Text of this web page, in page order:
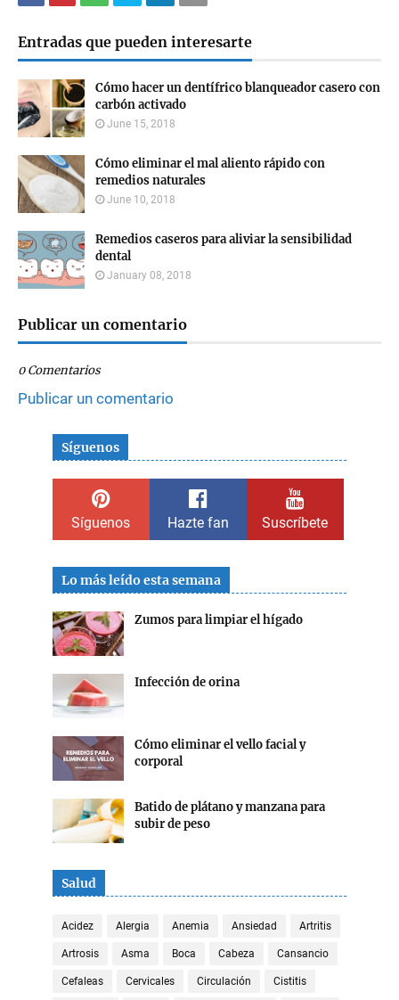
Entradas que pueden interesarte
Cómo hacer un dentífrico blanqueador casero con
carbón activado
June 15, 2018
Cómo eliminar el mal aliento rápido con
remedios naturales
June 10, 2018
Remedios caseros para aliviar la sensibilidad
dental
January 08, 2018
Publicar un comentario
0 Comentarios
Publicar un comentario
Síguenos
Síguenos Hazte fan Suscríbete
Lo más leído esta semana
Zumos para limpiar el hígado
Infección de orina
Cómo eliminar el vello facial y
corporal
Batido de plátano y manzana para
subir de peso
Salud
Acidez Alergia Anemia Ansiedad Artritis
Artrosis Asma Boca Cabeza Cansancio
Cefaleas Cervicales Circulación Cistitis